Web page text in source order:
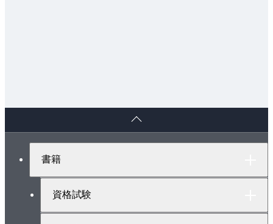
書籍
資格試験